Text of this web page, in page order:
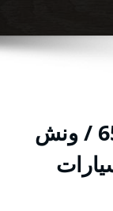
ونش الزور رقم / 65557275 / ونش